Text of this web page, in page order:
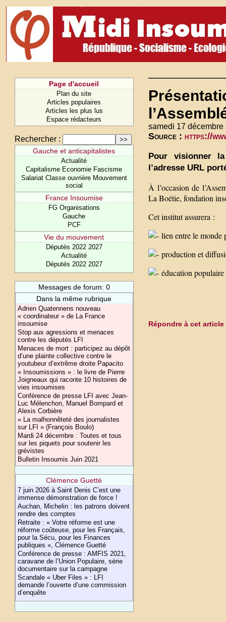
Page d'accueil
Plan du site
Articles populaires
Articles les plus lus
Espace rédacteurs
Rechercher :
Gauche et anticapitalistes
Actualité
Capitalisme Economie Fascisme
Salariat Classe ouvrière Mouvement
social
France Insoumise
FG Organisations
Gauche
PCF
Vie du mouvement
Députés 2022 2027
Actualité
Députés 2022 2027
Messages de forum: 0
Dans la même rubrique
Adrien Quatennens nouveau
« coordinateur » de La France
insoumise
Stop aux agressions et menaces
contre les députés LFI
Menaces de mort : participez au dépôt
d’une plainte collective contre le
youtubeur d’extrême droite Papacito
« Insoumissions » : le livre de Pierre
Joigneaux qui raconte 10 histoires de
vies insoumises
Conférence de presse LFI avec Jean-
Luc Mélenchon, Manuel Bompard et
Alexis Corbière
« La malhonnêteté des journalistes
sur LFI » (François Boulo)
Mardi 24 décembre : Toutes et tous
sur les piquets pour soutenir les
grévistes
Bulletin Insoumis Juin 2021
Clémence Guetté
7 juin 2026 à Saint Denis C’est une
immense démonstration de force !
Auchan, Michelin : les patrons doivent
rendre des comptes
Retraite : « Votre réforme est une
réforme coûteuse, pour les Français,
pour la Sécu, pour les Finances
publiques », Clémence Guetté
Conférence de presse : AMFIS 2021,
caravane de l’Union Populaire, série
documentaire sur la campagne
Scandale « Uber Files » : LFI
demande l’ouverte d’une commission
d’enquête
samedi 17 décembre
Source : https://
Pour visionner
l’adresse URL
À l’occasion de
La Boétie, fondation
Cet institut assurera :
lien entre le monde
production et
éducation
Répondre à cet article